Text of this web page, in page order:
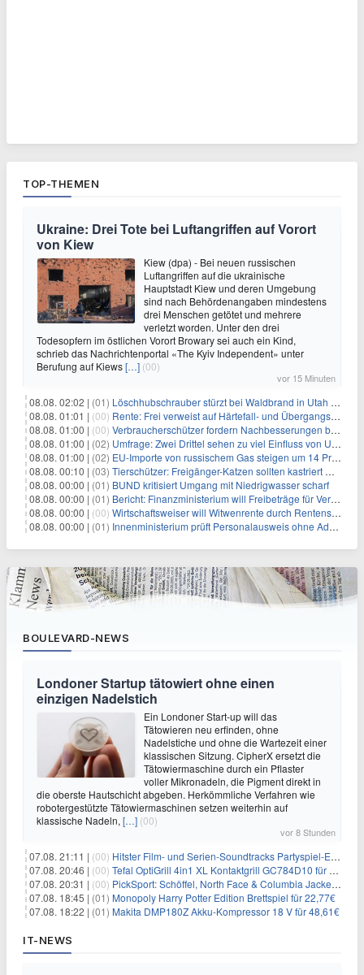
TOP-THEMEN
Ukraine: Drei Tote bei Luftangriffen auf Vorort
von Kiew
Kiew (dpa) - Bei neuen russischen
Luftangriffen auf die ukrainische
Hauptstadt Kiew und deren Umgebung
sind nach Behördenangaben mindestens
drei Menschen getötet und mehrere
verletzt worden. Unter den drei
Todesopfern im östlichen Vorort Browary sei auch ein Kind,
schrieb das Nachrichtenportal «The Kyiv Independent» unter
Berufung auf Kiews[…] (00)
vor 15 Minuten
08.08. 02:02 | (01) Löschhubschrauber stürzt bei Waldbrand in Utah ab
08.08. 01:01 | (00) Rente: Frei verweist auf Härtefall- und Übergangsregelungen
08.08. 01:00 | (00) Verbraucherschützer fordern Nachbesserungen bei Frühstartrente
08.08. 01:00 | (02) Umfrage: Zwei Drittel sehen zu viel Einfluss von US-Tech-Konzernen
08.08. 01:00 | (02) EU-Importe von russischem Gas steigen um 14 Prozent
08.08. 00:10 | (03) Tierschützer: Freigänger-Katzen sollten kastriert werden
08.08. 00:00 | (01) BUND kritisiert Umgang mit Niedrigwasser scharf
08.08. 00:00 | (01) Bericht: Finanzministerium will Freibeträge für Vereine senken
08.08. 00:00 | (00) Wirtschaftsweiser will Witwenrente durch Rentensplitting ersetzen
08.08. 00:00 | (01) Innenministerium prüft Personalausweis ohne Adresse
BOULEVARD-NEWS
Londoner Startup tätowiert ohne einen
einzigen Nadelstich
Ein Londoner Start-up will das
Tätowieren neu erfinden, ohne
Nadelstiche und ohne die Wartezeit einer
klassischen Sitzung. CipherX ersetzt die
Tätowiermaschine durch ein Pflaster
voller Mikronadeln, die Pigment direkt in
die oberste Hautschicht abgeben. Herkömmliche Verfahren wie
robotergestützte Tätowiermaschinen setzen weiterhin auf
klassische Nadeln, […] (00)
vor 8 Stunden
07.08. 21:11 | (00) Hitster Film- und Serien-Soundtracks Partyspiel-Erweiterung für 6,99€
07.08. 20:46 | (00) Tefal OptiGrill 4in1 XL Kontaktgrill GC784D10 für 239,99€
07.08. 20:31 | (00) PickSport: Schöffel, North Face & Columbia Jacken ab 39,60€
07.08. 18:45 | (01) Monopoly Harry Potter Edition Brettspiel für 22,77€
07.08. 18:22 | (01) Makita DMP180Z Akku-Kompressor 18 V für 48,61€
IT-NEWS